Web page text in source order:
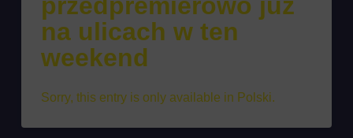
na ulicach w ten
weekend
Sorry, this entry is only available in Polski.